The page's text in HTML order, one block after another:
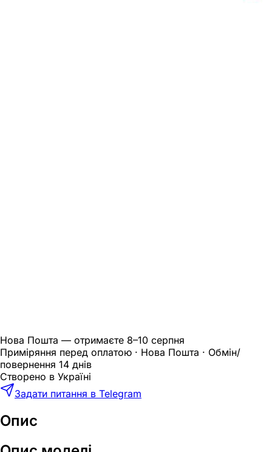
Нова Пошта — отримаєте 8–10 серпня
Приміряння перед оплатою · Нова Пошта · Обмін/
повернення 14 днів
Створено в Україні
Задати питання в Telegram
Опис